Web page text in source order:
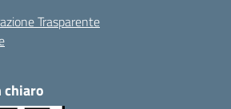
Trasparente
chiaro